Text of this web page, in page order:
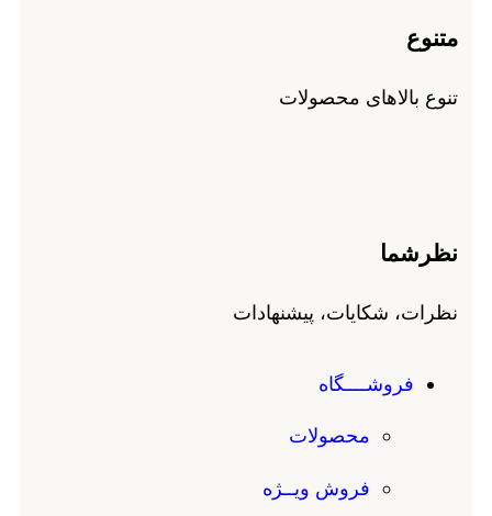
متنوع
تنوع بالاهای محصولات
نظرشما
نظرات، شکایات، پیشنهادات
فروشــــگاه
محصولات
فروش ویــژه